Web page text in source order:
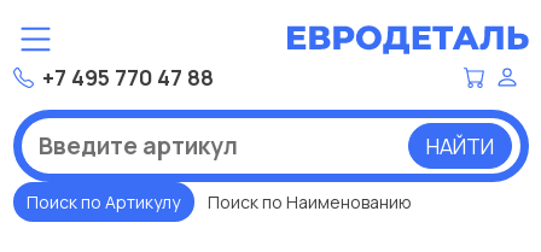
+7 495 770 47 88
НАЙТИ
Поиск по Артикулу Поиск по Наименованию